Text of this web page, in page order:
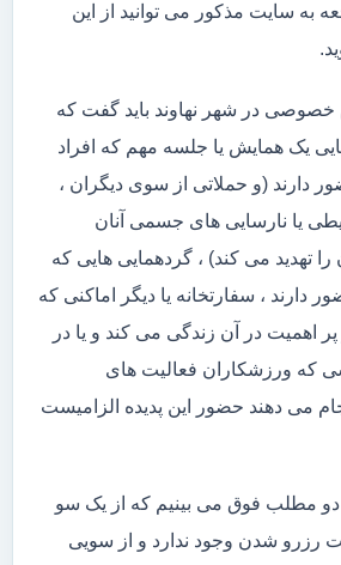
به سایت مذکور می توانید از این
در شهر نهاوند باید گفت که
یک همایش یا جلسه مهم که افراد
دارند (و حملاتی از سوی دیگران ،
یا نارسایی های جسمی آنان
تهدید می کند) ، گردهمایی هایی که
دارند ، سفارتخانه یا دیگر اماکنی که
اهمیت در آن زندگی می کند و یا در
که ورزشکاران فعالیت های
می دهند حضور این پدیده الزامیست
دو مطلب فوق می بینیم که از یک سو
رزرو شدن وجود ندارد و از سویی